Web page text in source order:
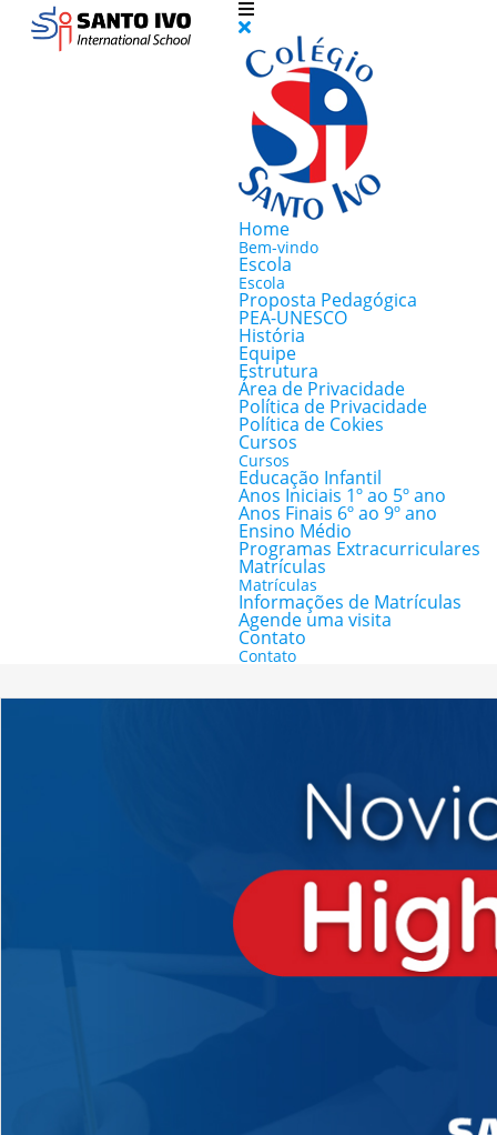
Home
Bem-vindo
Escola
Escola
Proposta Pedagógica
PEA-UNESCO
História
Equipe
Estrutura
Área de Privacidade
Política de Privacidade
Política de Cokies
Cursos
Cursos
Educação Infantil
Anos Iniciais 1º ao 5º ano
Anos Finais 6º ao 9º ano
Ensino Médio
Programas Extracurriculares
Matrículas
Matrículas
Informações de Matrículas
Agende uma visita
Contato
Contato